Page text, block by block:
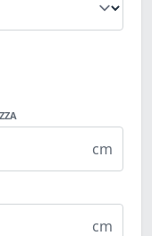
cm
cm